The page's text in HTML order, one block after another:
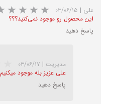
★★★★
★★
علی | ۰۳/۰۶/۱۵
این محصول رو موجود نمی‌کنید؟؟؟
پاسخ دهید
مدیریت | ۰۳/۰۶/۱۷
علی عزیز بله موجود میکنیم
پاسخ دهید